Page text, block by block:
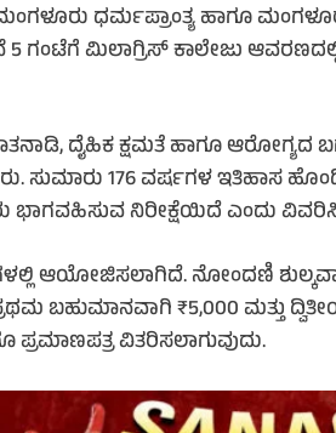
ಧರ್ಮಪ್ರಾಂತ್ಯ ಹಾಗೂ
ಗಂಟೆಗೆ ಮಿಲಾಗ್ರಿಸ್ ಕಾಲೇಜು
ದೈಹಿಕ ಕ್ಷಮತೆ ಹಾಗೂ ಆರೋಗ್ಯದ
176 ವರ್ಷಗಳ ಇತಿಹಾಸ
ಭಾಗವಹಿಸುವ ನಿರೀಕ್ಷೆಯಿದೆ ಎಂದು
ಆಯೋಜಿಸಲಾಗಿದೆ. ನೋಂದಣಿ
ಬಹುಮಾನವಾಗಿ ₹5,000 ಮತ್ತು
ವಿತರಿಸಲಾಗುವುದು.